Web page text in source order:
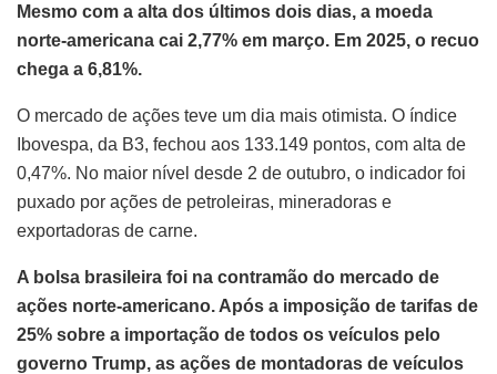
Mesmo com a alta dos últimos dois dias, a moeda
norte-americana cai 2,77% em março. Em 2025, o recuo
chega a 6,81%.
O mercado de ações teve um dia mais otimista. O índice
Ibovespa, da B3, fechou aos 133.149 pontos, com alta de
0,47%. No maior nível desde 2 de outubro, o indicador foi
puxado por ações de petroleiras, mineradoras e
exportadoras de carne.
A bolsa brasileira foi na contramão do mercado de
ações norte-americano. Após a imposição de tarifas de
25% sobre a importação de todos os veículos pelo
governo Trump, as ações de montadoras de veículos